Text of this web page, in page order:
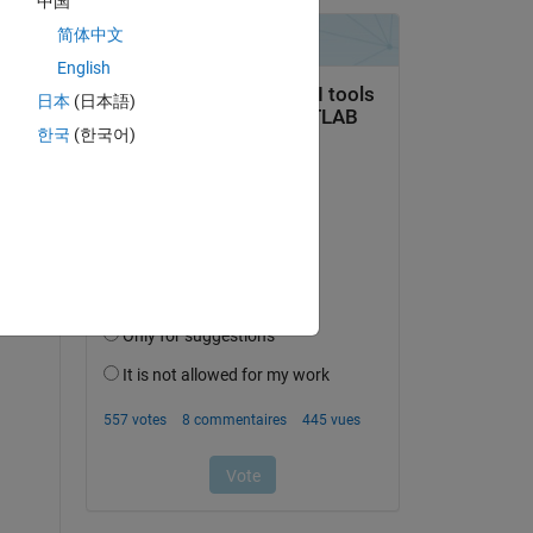
简体中文
English
日本 (日本語)
한국 (한국어)